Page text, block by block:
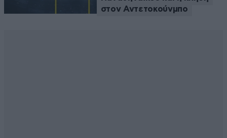
στον Αντετοκούνμπο